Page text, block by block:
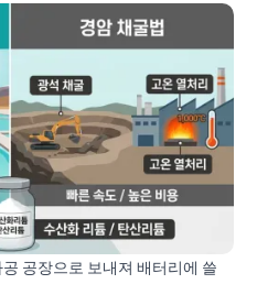
공장으로 보내져 배터리에 쓸